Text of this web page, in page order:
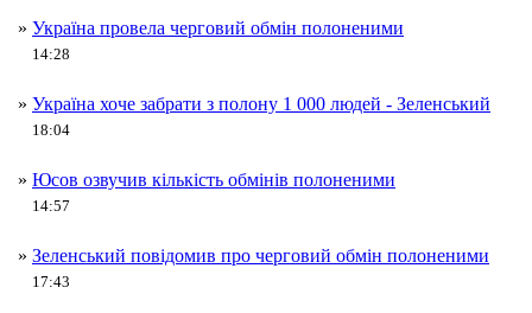
» Україна провела черговий обмін полоненими
14:28
» Україна хоче забрати з полону 1 000 людей - Зеленський
18:04
» Юсов озвучив кількість обмінів полоненими
14:57
» Зеленський повідомив про черговий обмін полоненими
17:43